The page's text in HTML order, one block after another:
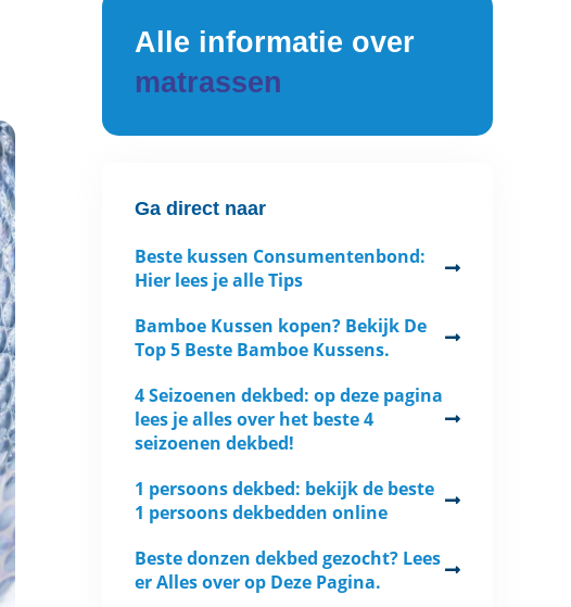
Alle informatie over
matrassen
Ga direct naar
Beste kussen Consumentenbond:
Hier lees je alle Tips
Bamboe Kussen kopen? Bekijk De
Top 5 Beste Bamboe Kussens.
4 Seizoenen dekbed: op deze pagina
lees je alles over het beste 4
seizoenen dekbed!
1 persoons dekbed: bekijk de beste
1 persoons dekbedden online
Beste donzen dekbed gezocht? Lees
er Alles over op Deze Pagina.